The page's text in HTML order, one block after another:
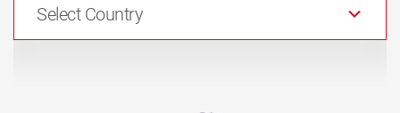
Select Country